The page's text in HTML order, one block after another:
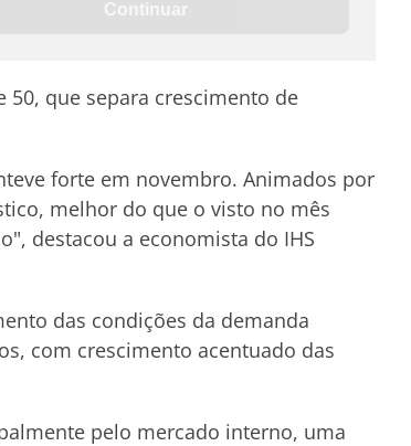
que separa crescimento de
forte em novembro. Animados por
melhor do que o visto no mês
destacou a economista do IHS
das condições da demanda
com crescimento acentuado das
pelo mercado interno, uma